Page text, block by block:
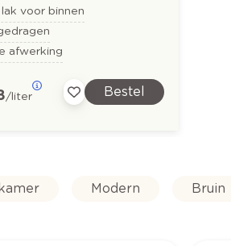
voor binnen
afwerking
/liter Bestel
Modern Bruin